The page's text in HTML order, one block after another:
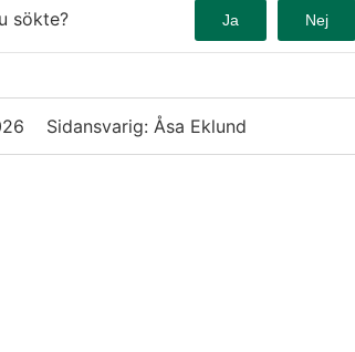
sökte? Ja Nej
Sidansvarig: Åsa Eklund